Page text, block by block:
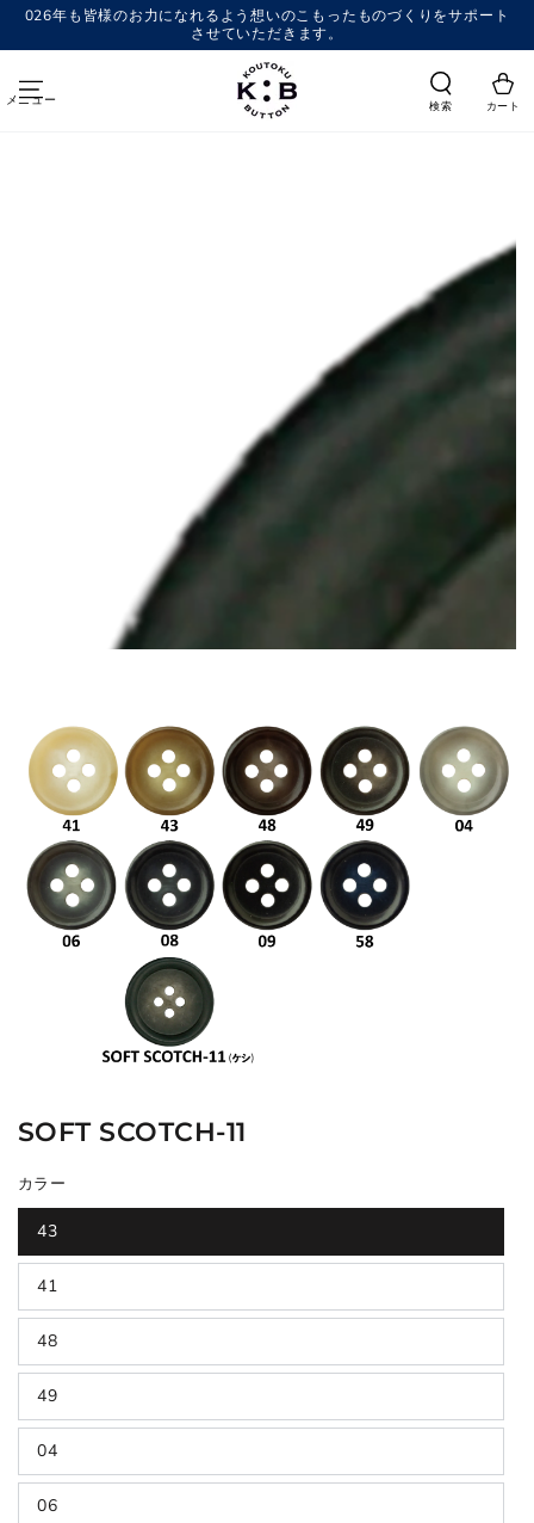
コンテンツにスキッ
026年も皆様のお力になれるよう想いのこもったものづくりをサポート
させていただきます。
メニュー 検索 カート
SOFT SCOTCH-11
カラー
43
41
48
49
04
06